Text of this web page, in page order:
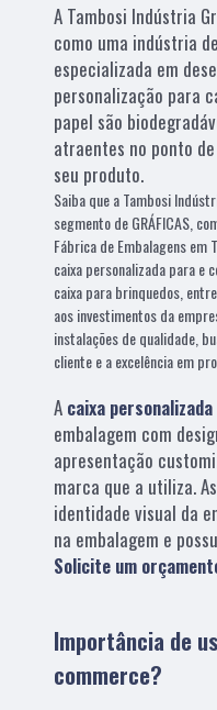
A Tambosi Indústria
como uma indústria
especializada em
personalização para
papel são
atraentes no ponto
seu produto.
Saiba que a Tambosi
segmento de GRÁFICAS,
Fábrica de Embalagens em
caixa personalizada para e
caixa para brinquedos,
aos investimentos da
instalações de qualidade,
cliente e a excelência em
A caixa
embalagem com
apresentação
marca que a utiliza.
identidade visual da
na embalagem e
Solicite um
Importância de
commerce?